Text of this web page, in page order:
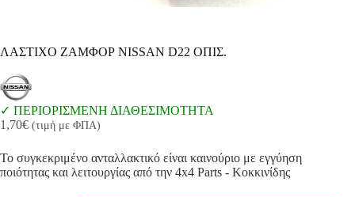
ΛΑΣΤΙΧΟ ΖΑΜΦΟΡ NISSAN D22 ΟΠΙΣ.
ΠΕΡΙΟΡΙΣΜΕΝΗ ΔΙΑΘΕΣΙΜΟΤΗΤΑ
1,70€ (τιμή με ΦΠΑ)
Το συγκεκριμένο ανταλλακτικό είναι καινούριο με εγγύηση
ποιότητας και λειτουργίας από την 4x4 Parts - Κοκκινίδης